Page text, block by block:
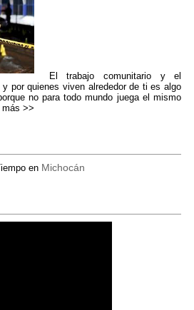
El trabajo comunitario y el
por quienes viven alrededor de ti es algo
no para todo mundo juega el mismo
más >>
en Michocán